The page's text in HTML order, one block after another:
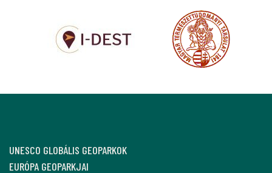
UNESCO GLOBÁLIS GEOPARKOK
EURÓPA GEOPARKJAI